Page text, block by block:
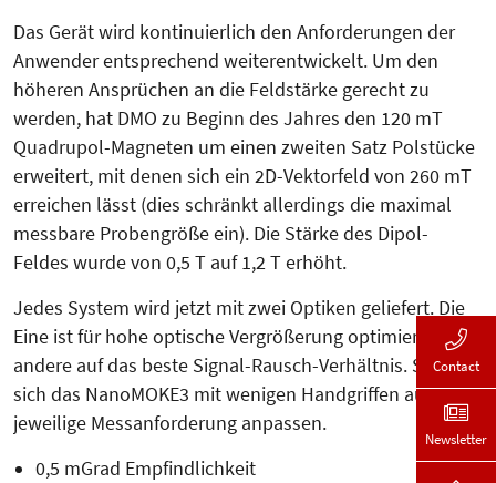
Das Gerät wird kontinuierlich den Anforderungen der
Anwender entsprechend weiterentwickelt. Um den
höheren Ansprüchen an die Feldstärke gerecht zu
werden, hat DMO zu Beginn des Jahres den 120 mT
Quadrupol-Magneten um einen zweiten Satz Polstücke
erweitert, mit denen sich ein 2D-Vektorfeld von 260 mT
erreichen lässt (dies schränkt allerdings die maximal
messbare Probengröße ein). Die Stärke des Dipol-
Feldes wurde von 0,5 T auf 1,2 T erhöht.
Jedes System wird jetzt mit zwei Optiken geliefert. Die
Eine ist für hohe optische Vergrößerung optimiert, die
andere auf das beste Signal-Rausch-Verhältnis. So lässt
sich das NanoMOKE3 mit wenigen Handgriffen auf die
jeweilige Messanforderung anpassen.
0,5 mGrad Empfindlichkeit
Contact
Newsletter